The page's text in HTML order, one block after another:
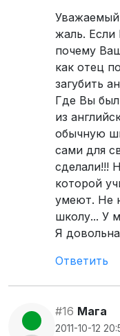
жаль. Если
почему
как отец
загубить
Где Вы
из
обычную
сами для
сделали!!!
которой
умеют. Не
школу... У
Я
Ответить
#16 Мага
2011-10-12